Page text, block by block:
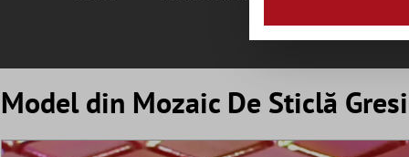
Model din Mozaic De Sticlă